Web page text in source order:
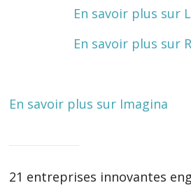
En savoir plus sur
En savoir plus sur
En savoir plus sur Imagina
21 entreprises innovantes